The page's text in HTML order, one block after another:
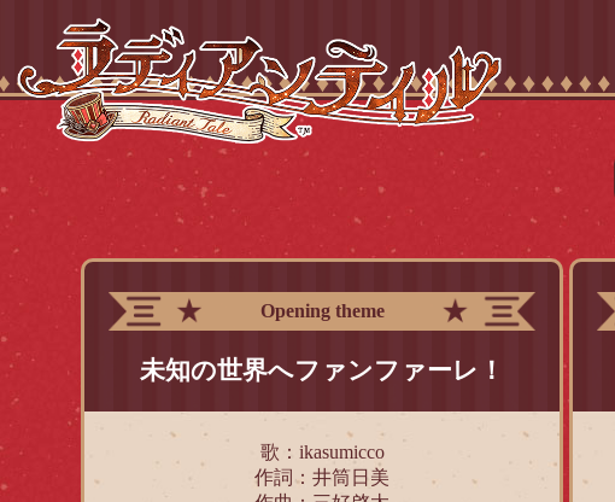
Opening theme
未知の世界へファンファーレ！
歌：ikasumicco
作詞：井筒日美